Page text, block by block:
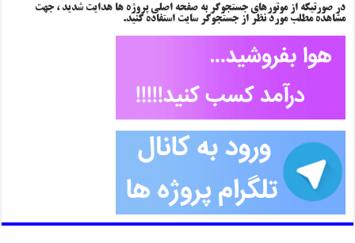
در صورتیکه از موتورهای جستجوگر به صفحه اصلی پروژه ها هدایت شدید ، جهت
مشاهده مطلب مورد نظر از جستجوگر سایت استفاده کنید.